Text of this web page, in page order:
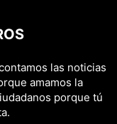
las noticias
amamos la
porque tú